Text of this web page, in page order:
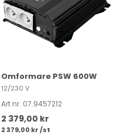
Omformare PSW 600W
12/230 V
Art nr. 07.9457212
2 379,00 kr
2 379,00 kr /st